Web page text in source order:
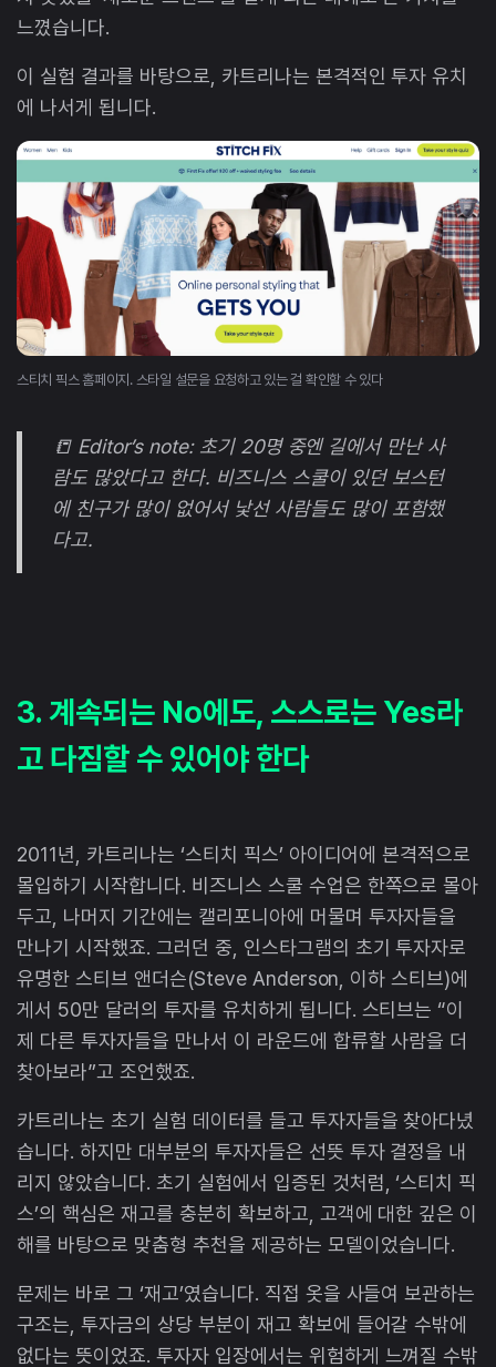
느꼈습니다.
이 실험 결과를 바탕으로, 카트리나는 본격적인 투자 유치
에 나서게 됩니다.
스티치 픽스 홈페이지. 스타일 설문을 요청하고 있는 걸 확인할 수 있다
📒 Editor’s note: 초기 20명 중엔 길에서 만난 사
람도 많았다고 한다. 비즈니스 스쿨이 있던 보스턴
에 친구가 많이 없어서 낯선 사람들도 많이 포함했
다고.
3. 계속되는 No에도, 스스로는 Yes라
고 다짐할 수 있어야 한다
2011년, 카트리나는 ‘스티치 픽스’ 아이디어에 본격적으로
몰입하기 시작합니다. 비즈니스 스쿨 수업은 한쪽으로 몰아
두고, 나머지 기간에는 캘리포니아에 머물며 투자자들을
만나기 시작했죠. 그러던 중, 인스타그램의 초기 투자자로
유명한 스티브 앤더슨(Steve Anderson, 이하 스티브)에
게서 50만 달러의 투자를 유치하게 됩니다. 스티브는 “이
제 다른 투자자들을 만나서 이 라운드에 합류할 사람을 더
찾아보라”고 조언했죠.
카트리나는 초기 실험 데이터를 들고 투자자들을 찾아다녔
습니다. 하지만 대부분의 투자자들은 선뜻 투자 결정을 내
리지 않았습니다. 초기 실험에서 입증된 것처럼, ‘스티치 픽
스’의 핵심은 재고를 충분히 확보하고, 고객에 대한 깊은 이
해를 바탕으로 맞춤형 추천을 제공하는 모델이었습니다.
문제는 바로 그 ‘재고’였습니다. 직접 옷을 사들여 보관하는
구조는, 투자금의 상당 부분이 재고 확보에 들어갈 수밖에
없다는 뜻이었죠. 투자자 입장에서는 위험하게 느껴질 수밖